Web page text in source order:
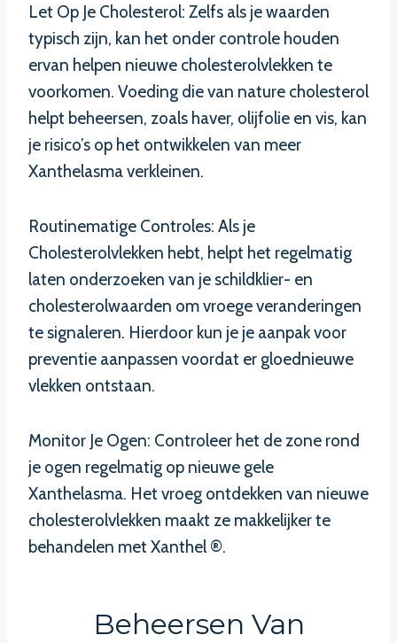
Let Op Je Cholesterol: Zelfs als je waarden
typisch zijn, kan het onder controle houden
ervan helpen nieuwe cholesterolvlekken te
voorkomen. Voeding die van nature cholesterol
helpt beheersen, zoals haver, olijfolie en vis, kan
je risico’s op het ontwikkelen van meer
Xanthelasma verkleinen.
Routinematige Controles: Als je
Cholesterolvlekken hebt, helpt het regelmatig
laten onderzoeken van je schildklier- en
cholesterolwaarden om vroege veranderingen
te signaleren. Hierdoor kun je je aanpak voor
preventie aanpassen voordat er gloednieuwe
vlekken ontstaan.
Monitor Je Ogen: Controleer het de zone rond
je ogen regelmatig op nieuwe gele
Xanthelasma. Het vroeg ontdekken van nieuwe
cholesterolvlekken maakt ze makkelijker te
behandelen met Xanthel ®.
Beheersen Van